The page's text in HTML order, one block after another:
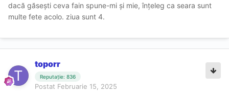
dacă găsești ceva fain spune-mi și mie, înțeleg ca seara sunt
multe fete acolo. ziua sunt 4.
toporr
Reputație: 836
Postat Februarie 15, 2025